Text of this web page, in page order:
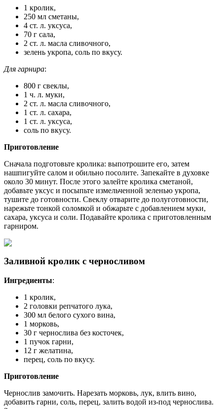
1 кролик,
250 мл сметаны,
4 ст. л. уксуса,
70 г сала,
2 ст. л. масла сливочного,
зелень укропа, соль по вкусу.
Для гарнира:
800 г свеклы,
1 ч. л. муки,
2 ст. л. масла сливочного,
1 ст. л. сахара,
1 ст. л. уксуса,
соль по вкусу.
Приготовление
Сначала подготовьте кролика: выпотрошите его, затем
нашпигуйте салом и обильно посолите. Запекайте в духовке
около 30 минут. После этого залейте кролика сметаной,
добавьте уксус и посыпьте измельченной зеленью укропа,
тушите до готовности. Свеклу отварите до полуготовности,
нарежьте тонкой соломкой и обжарьте с добавлением муки,
сахара, уксуса и соли. Подавайте кролика с приготовленным
гарниром.
Заливной кролик с черносливом
Ингредиенты:
1 кролик,
2 головки репчатого лука,
300 мл белого сухого вина,
1 морковь,
30 г чернослива без косточек,
1 пучок гарни,
12 г желатина,
перец, соль по вкусу.
Приготовление
Чернослив замочить. Нарезать морковь, лук, влить вино,
добавить гарни, соль, перец, залить водой из-под чернослива.